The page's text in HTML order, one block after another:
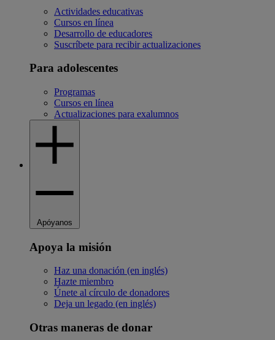
Actividades educativas
Cursos en línea
Desarrollo de educadores
Suscríbete para recibir actualizaciones
Para adolescentes
Programas
Cursos en línea
Actualizaciones para exalumnos
Apóyanos
Apoya la misión
Haz una donación (en inglés)
Hazte miembro
Únete al círculo de donadores
Deja un legado (en inglés)
Otras maneras de donar